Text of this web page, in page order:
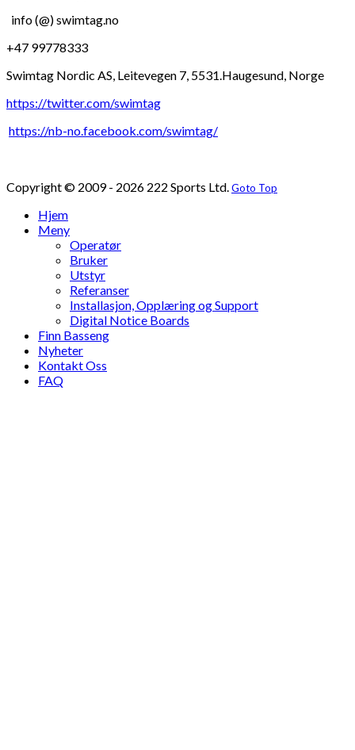
info (@) swimtag.no
+47 99778333
Swimtag Nordic AS, Leitevegen 7, 5531.Haugesund, Norge
https://twitter.com/swimtag
https://nb-no.facebook.com/swimtag/
Copyright © 2009 - 2026 222 Sports Ltd. Goto Top
Hjem
Meny
Operatør
Bruker
Utstyr
Referanser
Installasjon, Opplæring og Support
Digital Notice Boards
Finn Basseng
Nyheter
Kontakt Oss
FAQ